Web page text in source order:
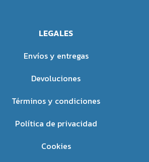
LEGALES
Envíos y entregas
Devoluciones
Términos y condiciones
Política de privacidad
Cookies